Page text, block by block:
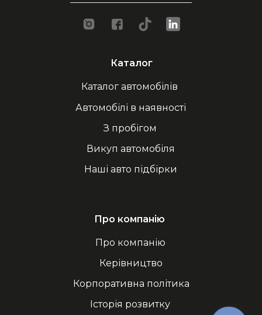
Каталог автомобілів
З пробігом
Автомобілі в наявності
Викуп автомобіля
Наші авто підбірки
Каталог
Про компанію
Корпоративна політика
Керівництво
Історія розвитку
Про компанію